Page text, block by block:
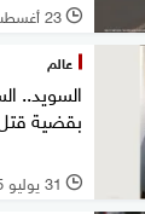
l 23 أغسطس 2025
عالم
السويد..
بقضية
l 31 يوليو 2025